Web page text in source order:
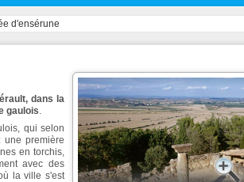
d'ensérune
dans la
gaulois.
qui selon
: une première
en torchis,
avec des
la ville s'est